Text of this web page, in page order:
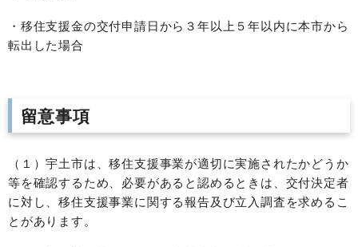
・移住支援金の交付申請日から３年以上５年以内に本市から
転出した場合
留意事項
（１）宇土市は、移住支援事業が適切に実施されたかどうか
等を確認するため、必要があると認めるときは、交付決定者
に対し、移住支援事業に関する報告及び立入調査を求めるこ
とがあります。